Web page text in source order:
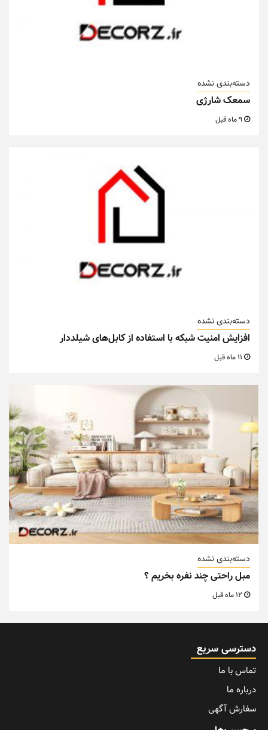
دسته‌بندی نشده
سمعک شارژی
دسته‌بندی نشده
افزایش امنیت شبکه با استفاده از کابل‌های شیلددار
دسته‌بندی نشده
مبل راحتی چند نفره بخریم ؟
دسترسی سریع
تماس با ما
درباره ما
سفارش آگهی